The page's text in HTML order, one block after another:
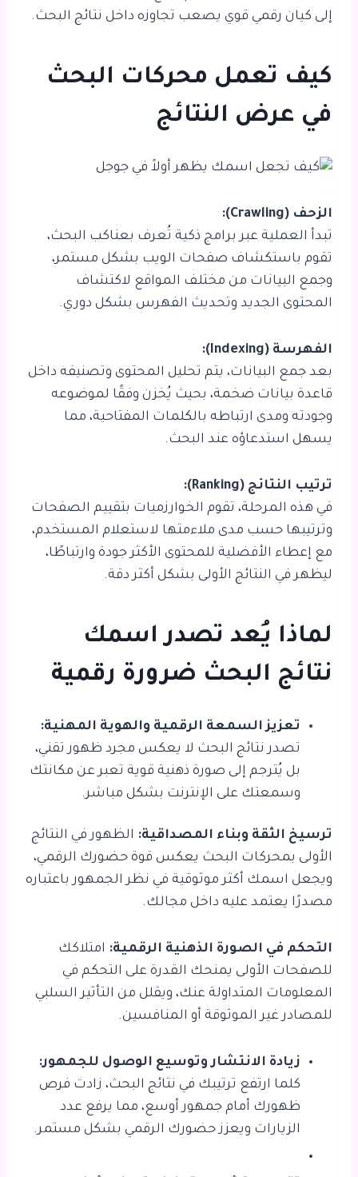
إلى كيان رقمي قوي يصعب تجاوزه داخل نتائج البحث.
كيف تعمل محركات البحث
في عرض النتائج
الزحف (Crawling):
تبدأ العملية عبر برامج ذكية تُعرف بعناكب البحث،
تقوم باستكشاف صفحات الويب بشكل مستمر،
وجمع البيانات من مختلف المواقع لاكتشاف
المحتوى الجديد وتحديث الفهرس بشكل دوري.
الفهرسة (Indexing):
بعد جمع البيانات، يتم تحليل المحتوى وتصنيفه داخل
قاعدة بيانات ضخمة، بحيث يُخزن وفقًا لموضوعه
وجودته ومدى ارتباطه بالكلمات المفتاحية، مما
يسهل استدعاؤه عند البحث.
ترتيب النتائج (Ranking):
في هذه المرحلة، تقوم الخوارزميات بتقييم الصفحات
وترتيبها حسب مدى ملاءمتها لاستعلام المستخدم،
مع إعطاء الأفضلية للمحتوى الأكثر جودة وارتباطًا،
ليظهر في النتائج الأولى بشكل أكثر دقة.
لماذا يُعد تصدر اسمك
نتائج البحث ضرورة رقمية
تعزيز السمعة الرقمية والهوية المهنية:
تصدر نتائج البحث لا يعكس مجرد ظهور تقني،
بل يُترجم إلى صورة ذهنية قوية تعبر عن مكانتك
وسمعتك على الإنترنت بشكل مباشر.
ترسيخ الثقة وبناء المصداقية: الظهور في النتائج
الأولى بمحركات البحث يعكس قوة حضورك الرقمي،
ويجعل اسمك أكثر موثوقية في نظر الجمهور باعتباره
مصدرًا يعتمد عليه داخل مجالك.
التحكم في الصورة الذهنية الرقمية: امتلاكك
للصفحات الأولى يمنحك القدرة على التحكم في
المعلومات المتداولة عنك، ويقلل من التأثير السلبي
للمصادر غير الموثوقة أو المنافسين.
زيادة الانتشار وتوسيع الوصول للجمهور:
كلما ارتفع ترتيبك في نتائج البحث، زادت فرص
ظهورك أمام جمهور أوسع، مما يرفع عدد
الزيارات ويعزز حضورك الرقمي بشكل مستمر.